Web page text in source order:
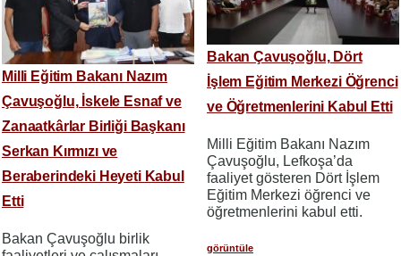
Milli Eğitim Bakanı Nazım
Çavuşoğlu, İskele Esnaf ve
Zanaatkârlar Birliği Başkanı
Serkan Kırmızı ve
Beraberindeki Heyeti Kabul
Etti
​​​​​​​Bakan Çavuşoğlu birlik
Bakan Çavuşoğlu, Dört
İşlem Eğitim Merkezi Öğrenci
ve Öğretmenlerini Kabul Etti
​​​​​​​Milli Eğitim Bakanı Nazım
Çavuşoğlu, Lefkoşa’da
faaliyet gösteren Dört İşlem
Eğitim Merkezi öğrenci ve
öğretmenlerini kabul etti.
görüntüle